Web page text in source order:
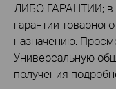
ЛИБО ГАРАНТИИ; в
гарантии
назначению.
Универсальную
получения